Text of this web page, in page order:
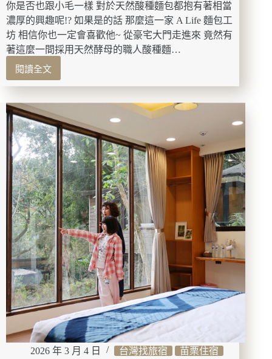
更
令
人
驚
豔
~
你是否也跟小毛一樣 對於天然酸種麵包都抱有著相當
濃厚的興趣呢!? 如果是的話 那麼這一家 A Life 麵包工
坊 相信你也一定會喜歡他~ 從豪宅大門走進來 竟然有
著這麼一間採用天然酵母的職人酸種麵…
閱讀全文
高
雄
美
食-
A
Life
麵
包
工
坊
隱
身
豪
宅
裡
一
顆
會
呼
吸
的
職
人
2026 年 3 月 4 日 台灣找旅宿 苗栗住宿